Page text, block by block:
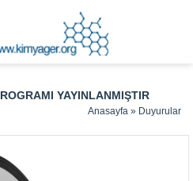
YAYINLANMIŞTIR
Anasayfa » Duyurular